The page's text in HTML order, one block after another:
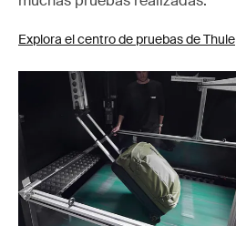
Explora el centro de pruebas de Thule